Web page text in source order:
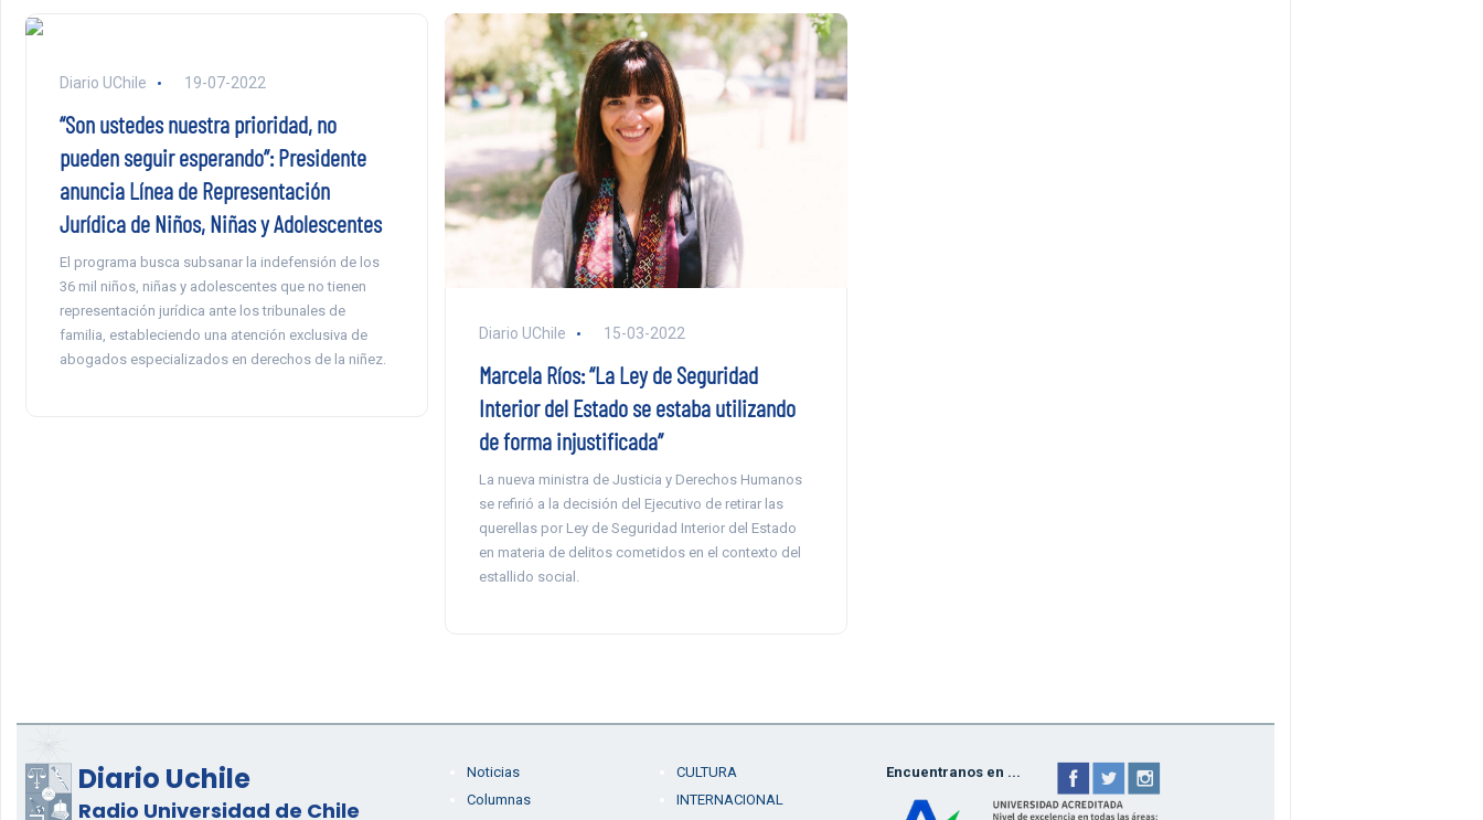
Diario UChile 19-07-2022
“Son ustedes nuestra prioridad, no
pueden seguir esperando”: Presidente
anuncia Línea de Representación
Jurídica de Niños, Niñas y Adolescentes
El programa busca subsanar la indefensión de los
36 mil niños, niñas y adolescentes que no tienen
representación jurídica ante los tribunales de
familia, estableciendo una atención exclusiva de
abogados especializados en derechos de la niñez.
Diario UChile 15-03-2022
Marcela Ríos: “La Ley de Seguridad
Interior del Estado se estaba utilizando
de forma injustificada”
La nueva ministra de Justicia y Derechos Humanos
se refirió a la decisión del Ejecutivo de retirar las
querellas por Ley de Seguridad Interior del Estado
en materia de delitos cometidos en el contexto del
estallido social.
Diario Uchile
Radio Universidad de Chile
Noticias
Columnas
CULTURA
INTERNACIONAL
Encuentranos en ...